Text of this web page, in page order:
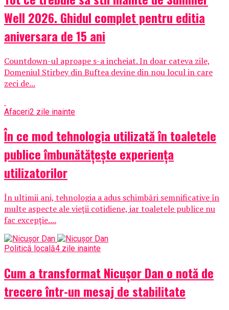
Well 2026. Ghidul complet pentru editia
aniversara de 15 ani
Countdown-ul aproape s-a incheiat. In doar cateva zile,
Domeniul Stirbey din Buftea devine din nou locul in care
zeci de...
Afaceri2 zile inainte
În ce mod tehnologia utilizată în toaletele
publice îmbunătățește experiența
utilizatorilor
În ultimii ani, tehnologia a adus schimbări semnificative în
multe aspecte ale vieții cotidiene, iar toaletele publice nu
fac excepție....
Politică locală4 zile inainte
Cum a transformat Nicușor Dan o notă de
trecere într-un mesaj de stabilitate